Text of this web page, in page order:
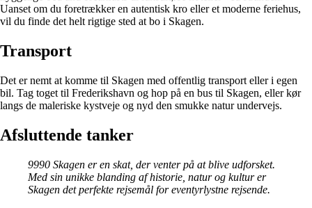
Uanset om du foretrækker en autentisk kro eller et moderne feriehus,
vil du finde det helt rigtige sted at bo i Skagen.
Transport
Det er nemt at komme til Skagen med offentlig transport eller i egen
bil. Tag toget til Frederikshavn og hop på en bus til Skagen, eller kør
langs de maleriske kystveje og nyd den smukke natur undervejs.
Afsluttende tanker
9990 Skagen er en skat, der venter på at blive udforsket.
Med sin unikke blanding af historie, natur og kultur er
Skagen det perfekte rejsemål for eventyrlystne rejsende.